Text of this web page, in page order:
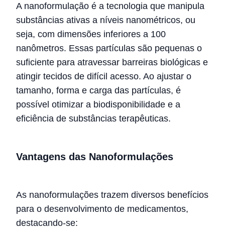
A nanoformulação é a tecnologia que manipula
substâncias ativas a níveis nanométricos, ou
seja, com dimensões inferiores a 100
nanômetros. Essas partículas são pequenas o
suficiente para atravessar barreiras biológicas e
atingir tecidos de difícil acesso. Ao ajustar o
tamanho, forma e carga das partículas, é
possível otimizar a biodisponibilidade e a
eficiência de substâncias terapêuticas.
Vantagens das Nanoformulações
As nanoformulações trazem diversos benefícios
para o desenvolvimento de medicamentos,
destacando-se: